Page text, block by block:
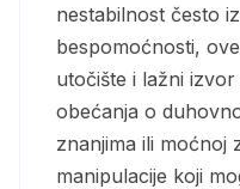
nestabilnost često
bespomoćnosti,
utočište i lažni
obećanja o
znanjima ili moćnoj
manipulacije koji